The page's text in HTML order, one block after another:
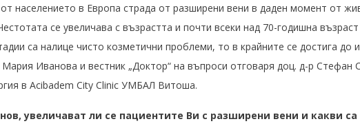
населението в Европа страда от разширени вени в даден момент от
се увеличава с възрастта и почти всеки над 70-годишна
са налице чисто козметични проблеми, то в крайните се достига
Иванова и вестник „Доктор“ на въпроси отговаря доц. д-р Стефан
в Acibadem City Clinic УМБАЛ Витоша.
увеличават ли се пациентите Ви с разширени вени и какви са